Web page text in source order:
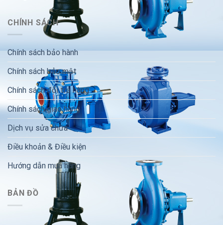
CHÍNH SÁCH
Chính sách bảo hành
Chính sách bảo mật
Chính sách đổi trả hàng
Chính sách giao hàng
Dịch vụ sửa chữa
Điều khoản & Điều kiện
Hướng dẫn mua hàng
BẢN ĐỒ